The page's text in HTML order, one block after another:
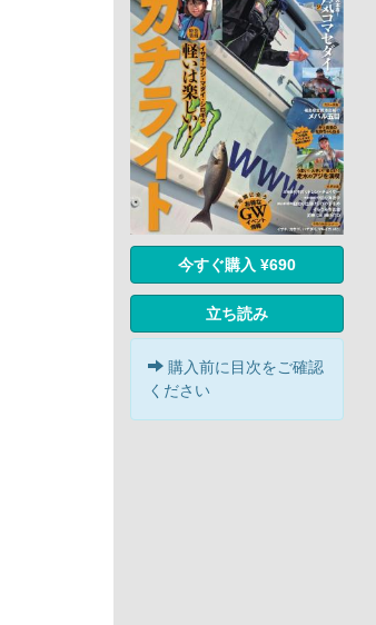
今すぐ購入 ¥690
立ち読み
購入前に目次をご確認
ください